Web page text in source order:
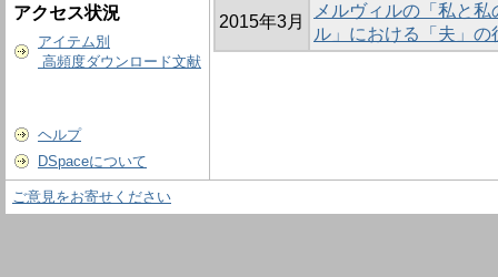
アクセス状況
アイテム別
高頻度ダウンロード文献
ヘルプ
DSpaceについて
2015年3月
メルヴィルの「私と
ル」における「夫」の
ご意見をお寄せください